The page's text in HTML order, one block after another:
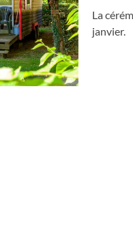
La
janvier.